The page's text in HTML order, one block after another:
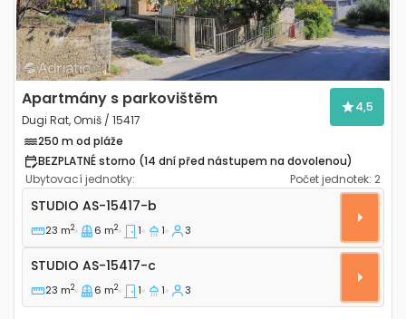
Apartmány s parkovištěm
Dugi Rat, Omiš / 15417
4,5
250 m od pláže
BEZPLATNÉ storno (14 dní před nástupem na dovolenou)
Ubytovací jednotky:
Počet jednotek: 2
Apartmánové studio Dugi Rat, Omiš AS-15417-b
STUDIO AS-15417-b
23 m2 6 m2 1 1 3
Studio AS-15417-c
STUDIO AS-15417-c
23 m2 6 m2 1 1 3